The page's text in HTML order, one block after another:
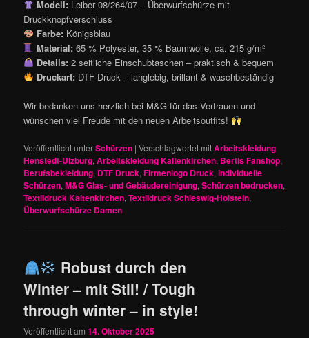
Modell: Leiber 08/264/07 – Überwurfschürze mit
Druckknopfverschluss
Farbe: Königsblau
Material: 65 % Polyester, 35 % Baumwolle, ca. 215 g/m²
Details: 2 seitliche Einschubtaschen – praktisch & bequem
Druckart: DTF-Druck – langlebig, brillant & waschbeständig
Wir bedanken uns herzlich bei M&G für das Vertrauen und
wünschen viel Freude mit den neuen Arbeitsoutfits!
Veröffentlicht unterSchürzen |Verschlagwortet mitArbeitskleidung
Henstedt-Ulzburg,Arbeitskleidung Kaltenkirchen, Bertis Fanshop,
Berufsbekleidung, DTF Druck,Firmenlogo Druck,individuelle
Schürzen,M&G Glas- und Gebäudereinigung,Schürzen bedrucken,
Textildruck Kaltenkirchen,Textildruck Schleswig-Holstein,
Überwurfschürze Damen
Robust durch den
Winter – mit Stil! / Tough
through winter – in style!
Veröffentlicht am14. Oktober 2025